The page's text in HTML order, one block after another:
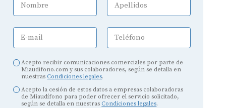
Nombre Apellidos
E-mail Teléfono
Acepto recibir comunicaciones comerciales por parte de
Miaudifono.com y sus colaboradores, según se detalla en
nuestras Condiciones legales.
Acepto la cesión de estos datos a empresas colaboradoras
de Miaudífono para poder ofrecer el servicio solicitado,
según se detalla en nuestras Condiciones legales.